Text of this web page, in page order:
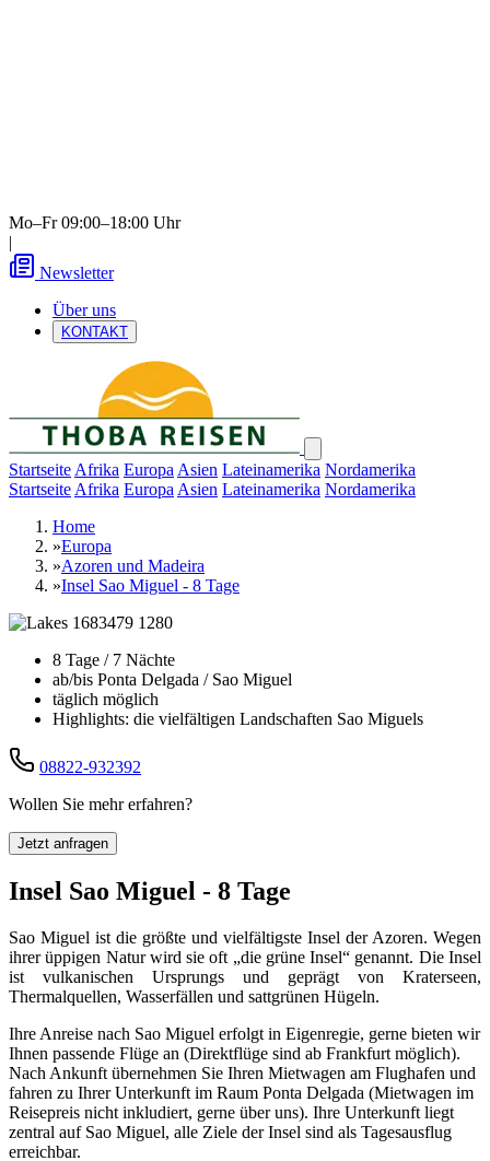
Mo–Fr 09:00–18:00 Uhr
|
Newsletter
Über uns
KONTAKT
Startseite Afrika Europa Asien Lateinamerika Nordamerika
Startseite Afrika Europa Asien Lateinamerika Nordamerika
Home
»Europa
»Azoren und Madeira
»Insel Sao Miguel - 8 Tage
8 Tage / 7 Nächte
ab/bis Ponta Delgada / Sao Miguel
täglich möglich
Highlights: die vielfältigen Landschaften Sao Miguels
08822-932392
Wollen Sie mehr erfahren?
Jetzt anfragen
Insel Sao Miguel - 8 Tage
Sao Miguel ist die größte und vielfältigste Insel der Azoren. Wegen
ihrer üppigen Natur wird sie oft „die grüne Insel“ genannt. Die Insel
ist vulkanischen Ursprungs und geprägt von Kraterseen,
Thermalquellen, Wasserfällen und sattgrünen Hügeln.
Ihre Anreise nach Sao Miguel erfolgt in Eigenregie, gerne bieten wir
Ihnen passende Flüge an (Direktflüge sind ab Frankfurt möglich).
Nach Ankunft übernehmen Sie Ihren Mietwagen am Flughafen und
fahren zu Ihrer Unterkunft im Raum Ponta Delgada (Mietwagen im
Reisepreis nicht inkludiert, gerne über uns). Ihre Unterkunft liegt
zentral auf Sao Miguel, alle Ziele der Insel sind als Tagesausflug
erreichbar.